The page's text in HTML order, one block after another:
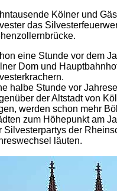
Kölner und
das
eine Stunde vor dem
Dom und
halbe Stunde vor
der Altstadt von
werden schon mehr
zum Höhepunkt am
Silvesterpartys der
läuten.